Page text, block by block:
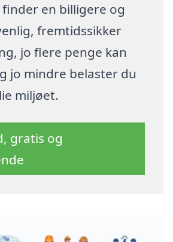
finder en billigere og
fremtidssikker
jo flere penge kan
jo mindre belaster du
miljøet.
gratis og